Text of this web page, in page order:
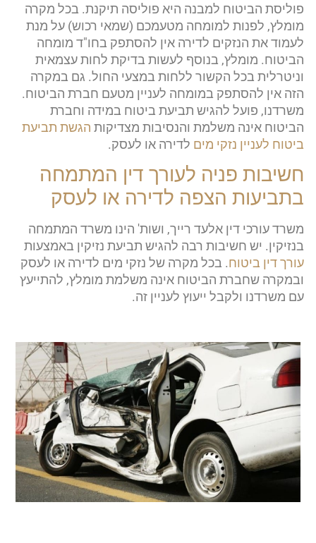
פוליסת הביטוח למבנה היא פוליסה תיקנת. בכל מקרה
מומלץ, לפנות למומחה מטעמכם (שמאי רכוש) על מנת
לעמוד את הנזקים לדירה אין להסתפק בחו"ד מומחה
הביטוח. מומלץ, בנוסף לעשות בדיקת לחות עצמאית
וניטרלית בכל הקשור ללחות במצעי החול. גם במקרה
הזה אין להסתפק במומחה לעניין מטעם חברת הביטוח.
משרדנו, פועל להגיש תביעת ביטוח במידה וחברת
הביטוח אינה משלמת והנסיבות מצדיקות הגשת תביעת
ביטוח לעניין נזקי מים לדירה או לעסק.
חשיבות פניה לעורך דין המתמחה
בתביעות הצפה לדירה או לעסק
משרד עורכי דין אלעד רייך, ושות' הינו משרד המתמחה
בנזיקין. יש חשיבות רבה להגיש תביעת נזיקין באמצעות
עורך דין ביטוח. בכל מקרה של נזקי מים לדירה או לעסק
ובמקרה שחברת הביטוח אינה משלמת מומלץ, להתייעץ
עם משרדנו ולקבל ייעוץ לעניין זה.